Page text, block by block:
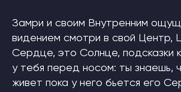
Замри и своим Внутренним
видением смотри в свой Центр,
Сердце, это Солнце, подсказки
у тебя перед носом: ты знаешь,
живет пока у него бьется его